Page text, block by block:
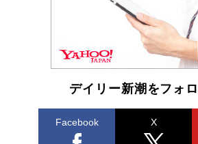
デイリー新潮をフォ
Facebook X